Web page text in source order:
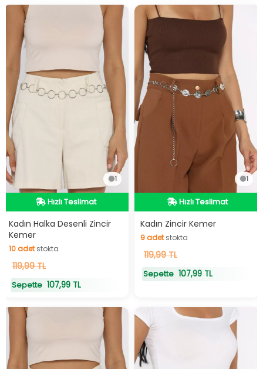
1
Hızlı Teslimat
Hızlı Teslimat
Kadın Halka Desenli Zincir
Kemer
10adetstokta
10adetstokta
119,99 TL
Sepette 107,99 TL
1
Hızlı Teslimat
Hızlı Teslimat
Kadın Zincir Kemer
9adetstokta
9adetstokta
119,99 TL
Sepette 107,99 TL